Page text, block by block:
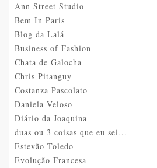
Ann Street Studio
Bem In Paris
Blog da Lalá
Business of Fashion
Chata de Galocha
Chris Pitanguy
Costanza Pascolato
Daniela Veloso
Diário da Joaquina
duas ou 3 coisas que eu sei…
Estevão Toledo
Evolução Francesa